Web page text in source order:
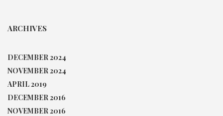
ARCHIVES
DECEMBER 2024
NOVEMBER 2024
APRIL 2019
DECEMBER 2016
NOVEMBER 2016